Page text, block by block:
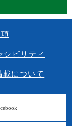
シビリティ
について